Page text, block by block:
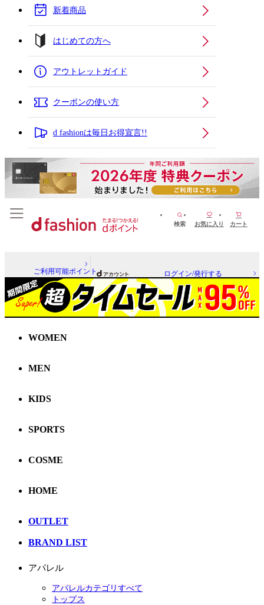
新着商品
はじめての方へ
アウトレットガイド
クーポンの使い方
d fashionは毎日お得宣言!!
検索 お気に入り カート
ご利用可能ポイント ログイン/発行する
WOMEN
MEN
KIDS
SPORTS
COSME
HOME
OUTLET
BRAND LIST
アパレル
アパレルカテゴリすべて
トップス